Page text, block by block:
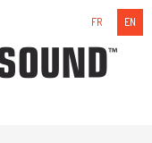
FR EN